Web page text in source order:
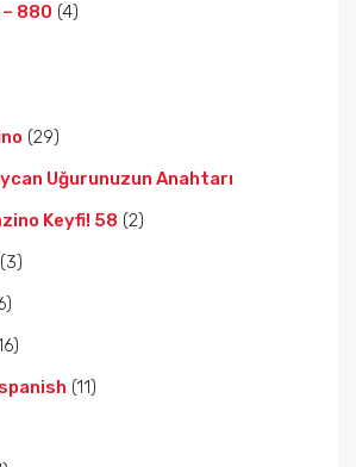
880 (4)
(29)
Uğurunuzun Anahtarı
Keyfi! 58 (2)
(3)
(11)